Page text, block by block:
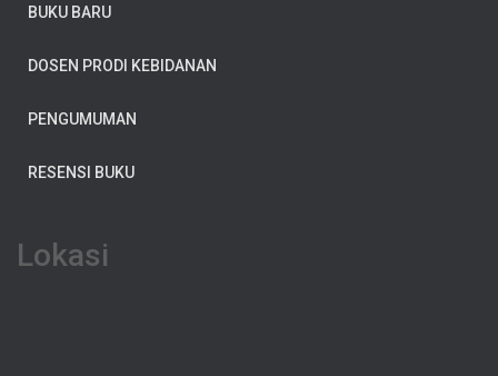
BUKU BARU
DOSEN PRODI KEBIDANAN
PENGUMUMAN
RESENSI BUKU
Lokasi